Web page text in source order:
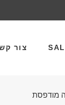
צור
מודפסת